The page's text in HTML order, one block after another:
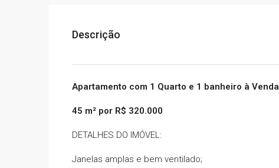
Descrição
Apartamento com 1 Quarto e 1 banheiro à Venda
45 m² por R$ 320.000
DETALHES DO IMÓVEL:
Janelas amplas e bem ventilado;